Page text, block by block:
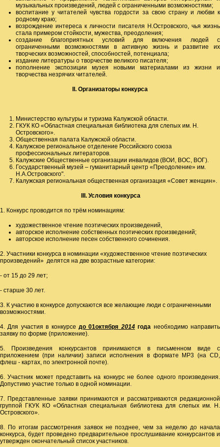
музыкальных произведений, людей с ограниченными возможностями;
воспитание у читателей чувства гордости за свою страну и любви к
родному краю;
возрождение интереса к личности писателя Н.Островского, чья жизнь
стала примером стойкости, мужества, преодоления;
создание благоприятных условий для включения людей с
ограниченными возможностями в активную жизнь и развитие их
творческих возможностей, способностей, потенциала;
издание литературы о творчестве великого писателя;
пополнение экспозиции музея новыми материалами из жизни и
творчества незрячих читателей.
. Организаторы конкурса
Министерство культуры и туризма Калужской области.
ГКУК КО «Областная специальная библиотека для слепых им. Н.
Островского».
Общественная палата Калужской области.
Калужское региональное отделение Российского союза
профессиональных литераторов.
Калужские Общественные организации инвалидов (ВОИ, ВОС, ВОГ).
Государственный музей – гуманитарный центр «Преодоление» им.
Н.А.Островского".
Калужская региональная общественная организация «Совет женщин».
III. Условия конкурса
1. Конкурс проводится по трём номинациям:
художественное чтение поэтических произведений,
авторское исполнение собственных поэтических произведений;
авторское исполнение песен собственного сочинения.
2. Участники конкурса в номинации «художественное чтение поэтических
произведений» делятся на две возрастные категории:
- от 15 до 29 лет;
- старше 30 лет.
3. К участию в конкурсе допускаются все желающие люди с ограниченными
возможностями.
4. Для участия в конкурсе до 01октября 2014года необходимо направить
заявку по форме (приложение).
5. Произведения конкурсантов принимаются в письменном виде с
приложением (при наличии) записи исполнения в формате МР3 (на CD,
флеш - картах, по электронной почте).
6. Участник может представить на конкурс не более одного произведения.
Допустимо участие только в одной номинации.
7. Представленные заявки принимаются и рассматриваются редакционной
группой ГКУК КО «Областная специальная библиотека для слепых им. Н.
Островского».
8. По итогам рассмотрения заявок не позднее, чем за неделю до начала
конкурса, будет проведено предварительное прослушивание конкурсантов и
утвержден окончательный список участников.